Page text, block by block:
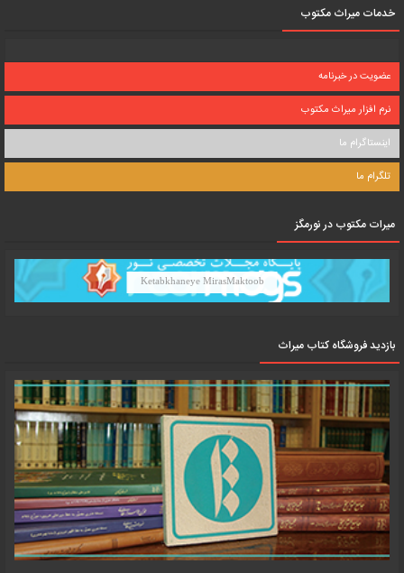
خدمات میراث مکتوب
عضویت در خبرنامه
نرم افزار میراث مکتوب
اینستاگرام ما
تلگرام ما
میرات مکتوب در نورمگز
Ketabkhaneye MirasMaktoob
بازدید فروشگاه کتاب میراث